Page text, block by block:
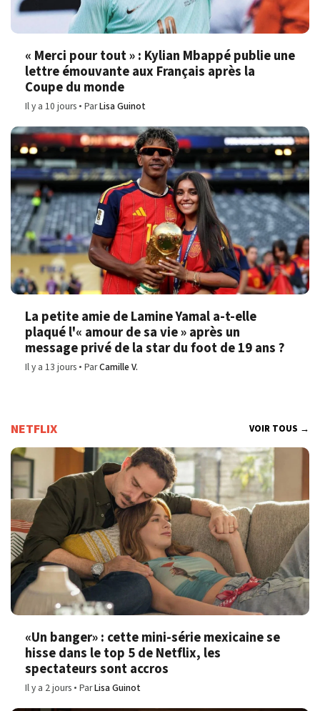
« Merci pour tout » : Kylian Mbappé publie une
lettre émouvante aux Français après la
Coupe du monde
Il y a 10 jours ParLisa Guinot
La petite amie de Lamine Yamal a-t-elle
plaqué l'« amour de sa vie » après un
message privé de la star du foot de 19 ans ?
Il y a 13 jours ParCamille V.
NETFLIX VOIR TOUS →
«Un banger» : cette mini-série mexicaine se
hisse dans le top 5 de Netflix, les
spectateurs sont accros
Il y a 2 jours ParLisa Guinot